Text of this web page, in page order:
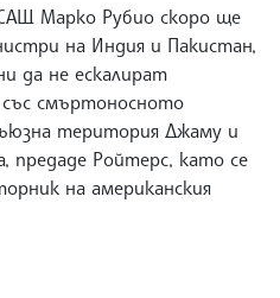
Марко Рубио скоро ще
на Индия и Пакистан,
да не ескалират
смъртоносното
територия Джаму и
предаде Ройтерс, като се
на американския